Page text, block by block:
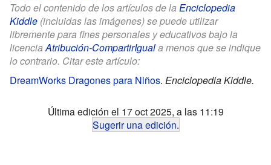
Todo el contenido de los artículos de la Enciclopedia
Kiddle (incluidas las imágenes) se puede utilizar
libremente para fines personales y educativos bajo la
licenciaAtribución-CompartirIguala menos que se indique
lo contrario. Citar este artículo:
DreamWorks Dragones para Niños. Enciclopedia Kiddle.
Última edición el 17 oct 2025, a las 11:19
Sugerir una edición.